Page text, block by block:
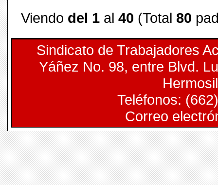
Viendo del 1 al 40 (Total 80
Sindicato de Trabajadores
Yáñez No. 98, entre Blvd.
Teléfonos:
Correo